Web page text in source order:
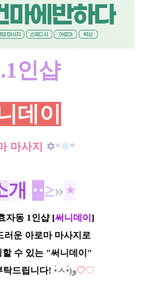
인샵
데이
마사지 ✡*❊*
개 ··≥»⋆
자동 1인샵 [써니데이]
러운 아로마 마사지로
할 수 있는 "써니데이"
탁드립니다! •̀ㅅ•́)و♡♡